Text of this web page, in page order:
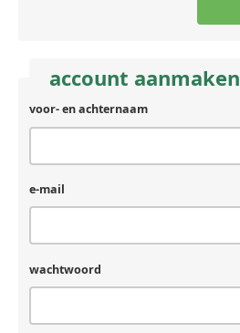
account aanmaken
voor- en achternaam
e-mail
wachtwoord